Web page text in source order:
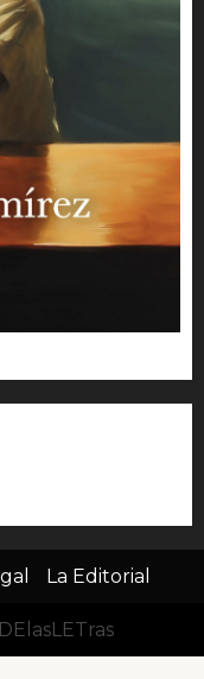
La Editorial